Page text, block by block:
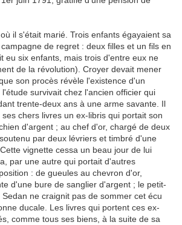
il s'était marié. Trois enfants égayaient sa
de regret : deux filles et un fils en
eu six enfants, mais trois d'entre eux ne
de la révolution). Croyer devait mener
son procès révèle l'existence d'un
survivait chez l'ancien officier qui
trente-deux ans à une arme savante. Il
chers livres un ex-libris qui portait son
d'argent ; au chef d'or, chargé de deux
par deux lévriers et timbré d'une
vignette cessa un beau jour de lui
par une autre qui portait d'autres
: de gueules au chevron d'or,
d'une bure de sanglier d'argent ; le petit-
ne craignit pas de sommer cet écu
ducale. Les livres qui portent ces ex-
comme tous ses biens, à la suite de sa